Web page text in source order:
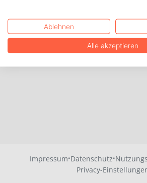
Impressum·Datenschutz·
Privacy-
Ablehnen
Alle akzeptieren